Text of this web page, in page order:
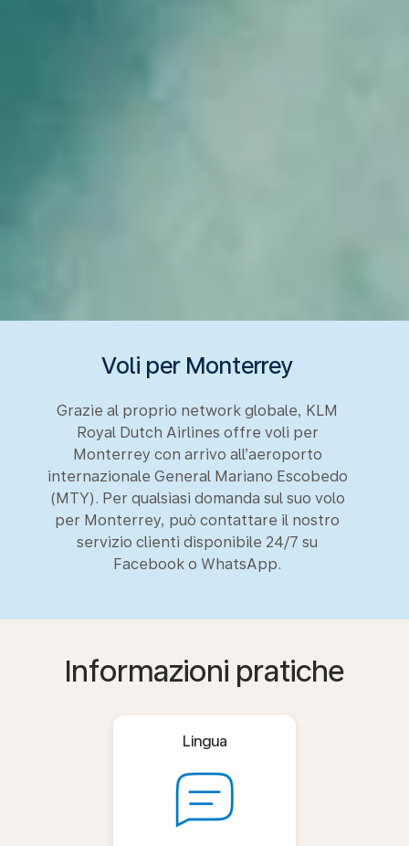
Voli per Monterrey
Grazie al proprio network globale, KLM
Royal Dutch Airlines offre voli per
Monterrey con arrivo all’aeroporto
internazionale General Mariano Escobedo
(MTY). Per qualsiasi domanda sul suo volo
per Monterrey, può contattare il nostro
servizio clienti disponibile 24/7 su
Facebook o WhatsApp.
Informazioni pratiche
Lingua